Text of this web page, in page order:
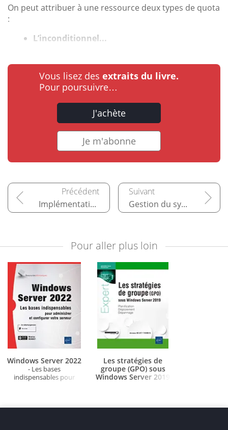
On peut attribuer à une ressource deux types de quota
:
L’inconditionnel...
Vous lisez des extraits du livre.
Pour poursuivre…
J'achète
Je m'abonne
Implémentation d'un serveur DNS Gestion du système de fichiers DFS
Pour aller plus loin
Windows Server 2022
- Les bases
indispensables pour
Les stratégies de
groupe (GPO) sous
Windows Server 2019